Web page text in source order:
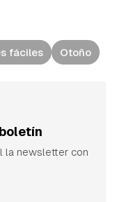
fáciles Otoño
la newsletter con